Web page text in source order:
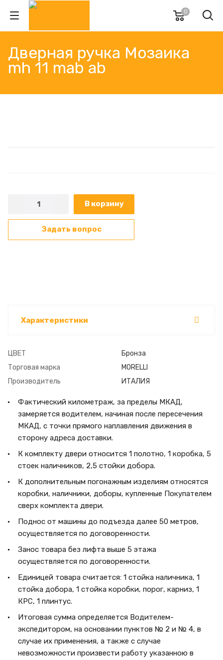
0
Дверная ручка Мозаика
mh 11 mab ab
В корзину
Задать вопрос
Характеристики
ЦВЕТ
Бронза
Торговая марка
MORELLI
Производитель
ИТАЛИЯ
Фактический километраж, за пределы МКАД,
замеряется водителем, начиная после пересечения
МКАД, с точки прямого наплавления движения в
сторону адреса доставки.
К комплекту двери относится 1 полотно, 1 коробка, 5
стоек наличников, 2,5 стойки добора.
К дополнительным погонажным изделиям относятся
коробки, наличники, доборы, купленные Покупателем
сверх комплекта двери.
Поднос от машины до подъезда далее 50 метров,
осуществляется по договоренности.
Занос товара без лифта выше 5 этажа
осуществляется по договоренности.
Единицей товара считается: 1 стойка наличника, 1
стойка добора, 1 стойка коробки, порог, карниз, 1
КРС, 1 плинтус.
Итоговая сумма определяется Водителем-
экспедитором, на основании пунктов № 2 и № 4, в
случае их применения, а также с случае
невозможности произвести работу указанною в